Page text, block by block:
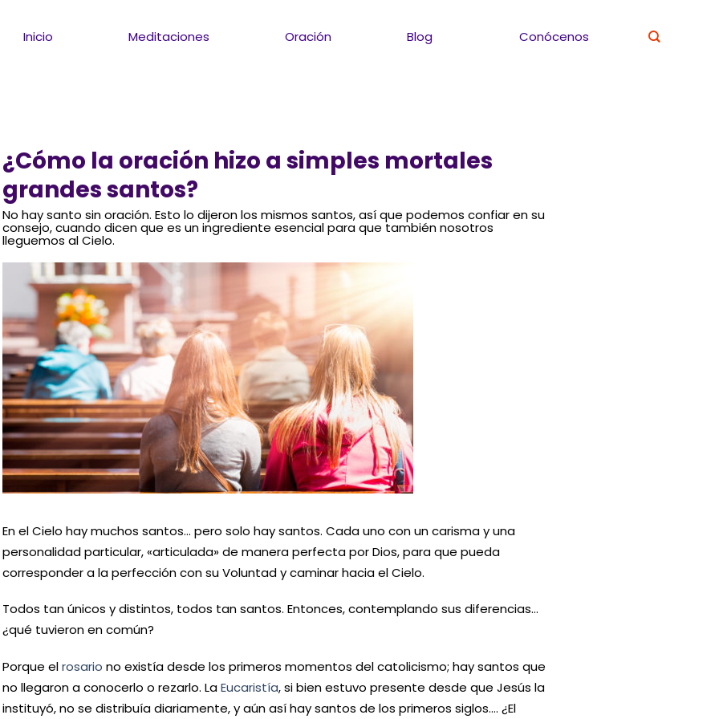
Inicio Meditaciones Oración Blog Conócenos
¿Cómo la oración hizo a simples mortales
grandes santos?
No hay santo sin oración. Esto lo dijeron los mismos santos, así que podemos confiar en su
consejo, cuando dicen que es un ingrediente esencial para que también nosotros
lleguemos al Cielo.
En el Cielo hay muchos santos… pero solo hay santos. Cada uno con un carisma y una
personalidad particular, «articulada» de manera perfecta por Dios, para que pueda
corresponder a la perfección con su Voluntad y caminar hacia el Cielo.
Todos tan únicos y distintos, todos tan santos. Entonces, contemplando sus diferencias…
¿qué tuvieron en común?
Porque elrosario no existía desde los primeros momentos del catolicismo; hay santos que
no llegaron a conocerlo o rezarlo. LaEucaristía, si bien estuvo presente desde que Jesús la
instituyó, no se distribuía diariamente, y aún así hay santos de los primeros siglos…. ¿El